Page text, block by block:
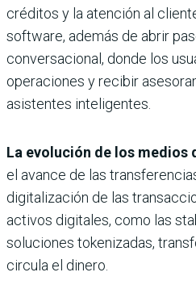
créditos y la atención al
software, además de abrir
conversacional, donde los
operaciones y recibir
asistentes inteligentes.
La evolución de los medios
el avance de las
digitalización de las
activos digitales, como las
soluciones tokenizadas,
circula el dinero.